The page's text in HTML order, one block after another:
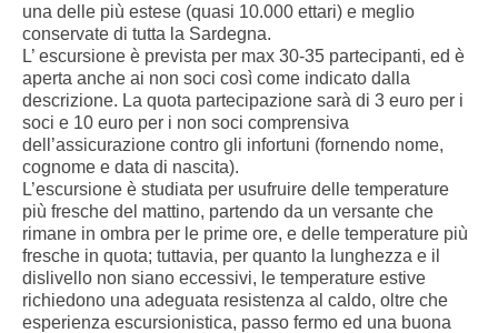
una delle più estese (quasi 10.000 ettari) e meglio
conservate di tutta la Sardegna.
L’ escursione è prevista per max 30-35 partecipanti, ed è
aperta anche ai non soci così come indicato dalla
descrizione. La quota partecipazione sarà di 3 euro per i
soci e 10 euro per i non soci comprensiva
dell’assicurazione contro gli infortuni (fornendo nome,
cognome e data di nascita).
L’escursione è studiata per usufruire delle temperature
più fresche del mattino, partendo da un versante che
rimane in ombra per le prime ore, e delle temperature più
fresche in quota; tuttavia, per quanto la lunghezza e il
dislivello non siano eccessivi, le temperature estive
richiedono una adeguata resistenza al caldo, oltre che
esperienza escursionistica, passo fermo ed una buona